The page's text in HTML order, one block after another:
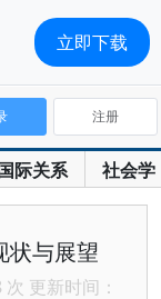
际关系 社会学
注册
状与展望
更新时间：
立即下载